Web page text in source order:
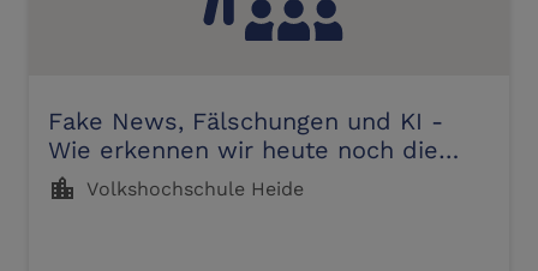
Fake News, Fälschungen und KI -
Wie erkennen wir heute noch die
Wahrheit?
location_city Volkshochschule Heide